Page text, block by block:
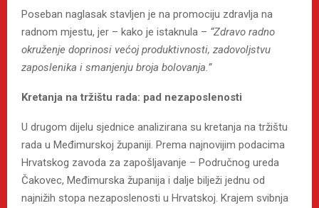
Poseban naglasak stavljen je na promociju zdravlja na
radnom mjestu, jer – kako je istaknula – “Zdravo radno
okruženje doprinosi većoj produktivnosti, zadovoljstvu
zaposlenika i smanjenju broja bolovanja.”
Kretanja na tržištu rada: pad nezaposlenosti
U drugom dijelu sjednice analizirana su kretanja na tržištu
rada u Međimurskoj županiji. Prema najnovijim podacima
Hrvatskog zavoda za zapošljavanje – Područnog ureda
Čakovec, Međimurska županija i dalje bilježi jednu od
najnižih stopa nezaposlenosti u Hrvatskoj. Krajem svibnja